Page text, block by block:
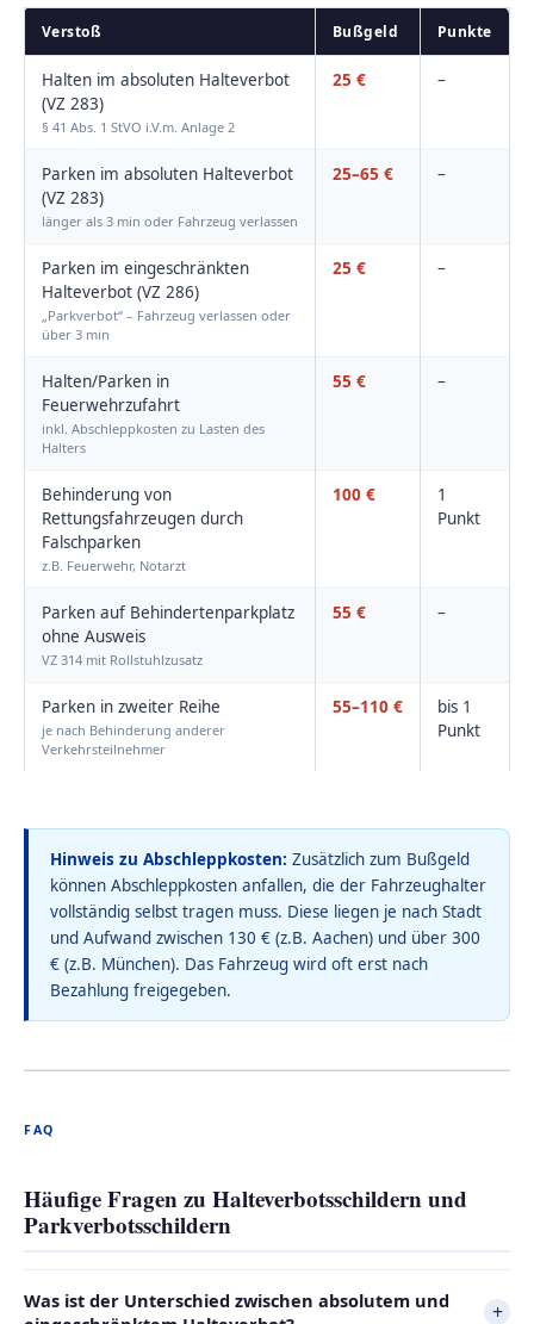
Verstoß Bußgeld Punkte
Halten im absoluten Halteverbot
(VZ 283)
§ 41 Abs. 1 StVO i.V.m. Anlage 2
25 € –
Parken im absoluten Halteverbot
(VZ 283)
länger als 3 min oder Fahrzeug verlassen
25–65 € –
Parken im eingeschränkten
Halteverbot (VZ 286)
„Parkverbot“ – Fahrzeug verlassen oder
über 3 min
25 € –
Halten/Parken in
Feuerwehrzufahrt
inkl. Abschleppkosten zu Lasten des
Halters
55 € –
Behinderung von
Rettungsfahrzeugen durch
Falschparken
z.B. Feuerwehr, Notarzt
100 €
1
Punkt
Parken auf Behindertenparkplatz
ohne Ausweis
VZ 314 mit Rollstuhlzusatz
55 € –
Parken in zweiter Reihe
je nach Behinderung anderer
Verkehrsteilnehmer
55–110 €
bis 1
Punkt
Hinweis zu Abschleppkosten: Zusätzlich zum Bußgeld
können Abschleppkosten anfallen, die der Fahrzeughalter
vollständig selbst tragen muss. Diese liegen je nach Stadt
und Aufwand zwischen 130 € (z.B. Aachen) und über 300
€ (z.B. München). Das Fahrzeug wird oft erst nach
Bezahlung freigegeben.
FAQ
Häufige Fragen zu Halteverbotsschildern und
Parkverbotsschildern
Was ist der Unterschied zwischen absolutem und
+